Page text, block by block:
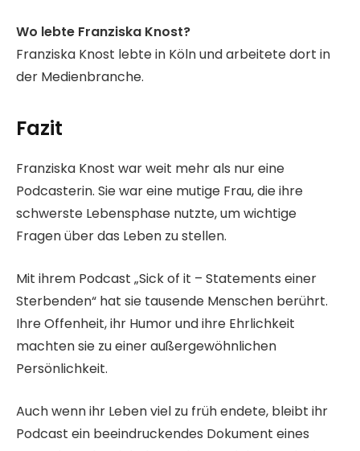
Wo lebte Franziska Knost?
Franziska Knost lebte in Köln und arbeitete dort in
der Medienbranche.
Fazit
Franziska Knost war weit mehr als nur eine
Podcasterin. Sie war eine mutige Frau, die ihre
schwerste Lebensphase nutzte, um wichtige
Fragen über das Leben zu stellen.
Mit ihrem Podcast „Sick of it – Statements einer
Sterbenden“ hat sie tausende Menschen berührt.
Ihre Offenheit, ihr Humor und ihre Ehrlichkeit
machten sie zu einer außergewöhnlichen
Persönlichkeit.
Auch wenn ihr Leben viel zu früh endete, bleibt ihr
Podcast ein beeindruckendes Dokument eines